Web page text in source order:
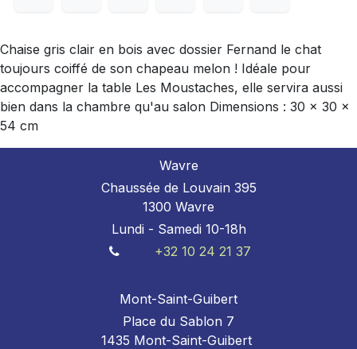
Chaise gris clair en bois avec dossier Fernand le chat
toujours coiffé de son chapeau melon ! Idéale pour
accompagner la table Les Moustaches, elle servira aussi
bien dans la chambre qu'au salon Dimensions : 30 x 30 x
54 cm
Wavre
Chaussée de Louvain 395
1300 Wavre
Lundi - Samedi 10-18h
+32 10 24 21 37
Mont-Saint-Guibert
Place du Sablon 7
1435 Mont-Saint-Guibert